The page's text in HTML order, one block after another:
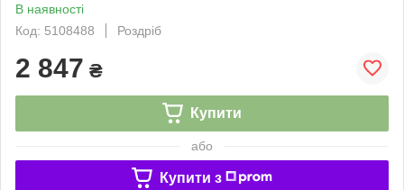
В наявності
Код: 5108488
Роздріб
2 847 ₴
Купити
або
Купити з